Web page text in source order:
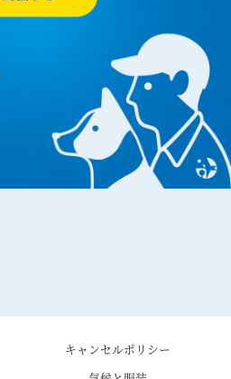
キャンセルポリシー